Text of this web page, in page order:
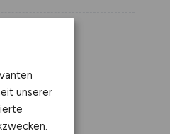
unserer